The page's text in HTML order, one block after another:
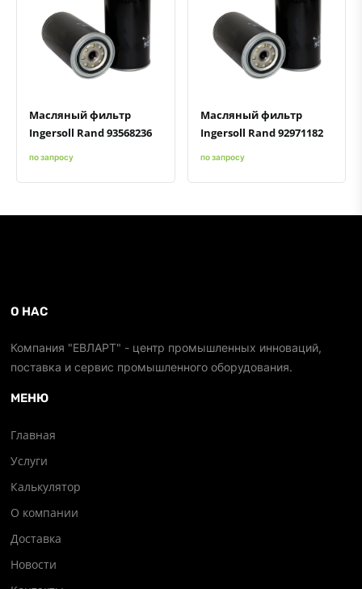
Быстрый просмотрДобавить к сравнению
Добавить в избранное
Масляный фильтр
Ingersoll Rand 93568236
по запросу
Быстрый просмотрДобавить к сравнению
Добавить в избранное
Масляный фильтр
Ingersoll Rand 92971182
по запросу
О НАС
Компания "ЕВЛАРТ" - центр промышленных инноваций,
поставка и сервис промышленного оборудования.
МЕНЮ
Главная
Услуги
Калькулятор
О компании
Доставка
Новости